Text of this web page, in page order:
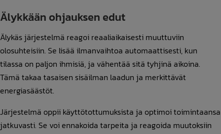
Älykkään ohjauksen edut
Älykäs järjestelmä reagoi reaaliaikaisesti muuttuviin
olosuhteisiin. Se lisää ilmanvaihtoa automaattisesti, kun
tilassa on paljon ihmisiä, ja vähentää sitä tyhjinä aikoina.
Tämä takaa tasaisen sisäilman laadun ja merkittävät
energiasäästöt.
Järjestelmä oppii käyttötottumuksista ja optimoi toimintaansa
jatkuvasti. Se voi ennakoida tarpeita ja reagoida muutoksiin